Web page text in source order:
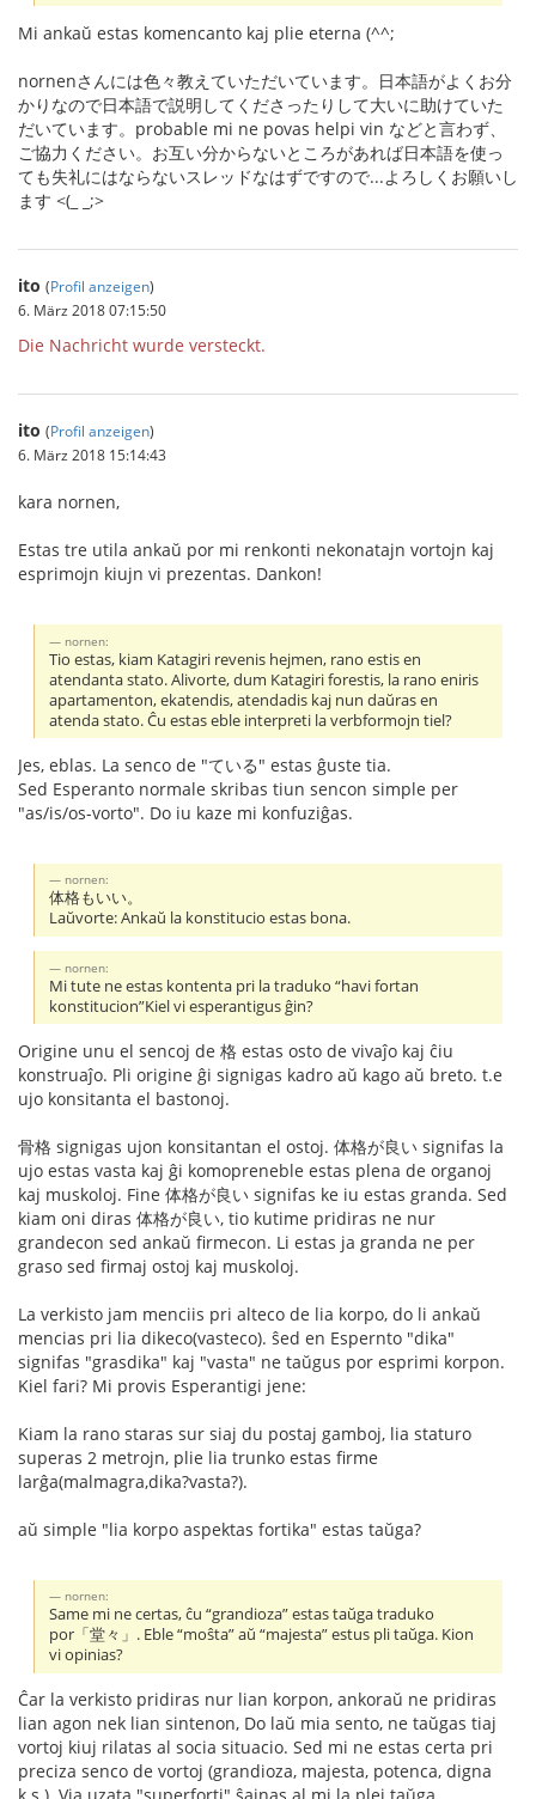
Mi ankaŭ estas komencanto kaj plie eterna (^^;
nornenさんには色々教えていただいています。日本語がよくお分
かりなので日本語で説明してくださったりして大いに助けていた
だいています。probable mi ne povas helpi vin などと言わず、
ご協力ください。お互い分からないところがあれば日本語を使っ
ても失礼にはならないスレッドなはずですので...よろしくお願いし
ます <(_ _;>
ito (Profil anzeigen)
6. März 2018 07:15:50
Die Nachricht wurde versteckt.
ito (Profil anzeigen)
6. März 2018 15:14:43
kara nornen,
Estas tre utila ankaŭ por mi renkonti nekonatajn vortojn kaj
esprimojn kiujn vi prezentas. Dankon!
nornen:
Tio estas, kiam Katagiri revenis hejmen, rano estis en
atendanta stato. Alivorte, dum Katagiri forestis, la rano eniris
apartamenton, ekatendis, atendadis kaj nun daŭras en
atenda stato. Ĉu estas eble interpreti la verbformojn tiel?
Jes, eblas. La senco de "ている" estas ĝuste tia.
Sed Esperanto normale skribas tiun sencon simple per
"as/is/os-vorto". Do iu kaze mi konfuziĝas.
nornen:
体格もいい。
Laŭvorte: Ankaŭ la konstitucio estas bona.
nornen:
Mi tute ne estas kontenta pri la traduko “havi fortan
konstitucion”Kiel vi esperantigus ĝin?
Origine unu el sencoj de 格 estas osto de vivaĵo kaj ĉiu
konstruaĵo. Pli origine ĝi signigas kadro aŭ kago aŭ breto. t.e
ujo konsitanta el bastonoj.
骨格 signigas ujon konsitantan el ostoj. 体格が良い signifas la
ujo estas vasta kaj ĝi komopreneble estas plena de organoj
kaj muskoloj. Fine 体格が良い signifas ke iu estas granda. Sed
kiam oni diras 体格が良い, tio kutime pridiras ne nur
grandecon sed ankaŭ firmecon. Li estas ja granda ne per
graso sed firmaj ostoj kaj muskoloj.
La verkisto jam menciis pri alteco de lia korpo, do li ankaŭ
mencias pri lia dikeco(vasteco). ŝed en Espernto "dika"
signifas "grasdika" kaj "vasta" ne taŭgus por esprimi korpon.
Kiel fari? Mi provis Esperantigi jene:
Kiam la rano staras sur siaj du postaj gamboj, lia staturo
superas 2 metrojn, plie lia trunko estas firme
larĝa(malmagra,dika?vasta?).
aŭ simple "lia korpo aspektas fortika" estas taŭga?
nornen:
Same mi ne certas, ĉu “grandioza” estas taŭga traduko
por「堂々」. Eble “moŝta” aŭ “majesta” estus pli taŭga. Kion
vi opinias?
Ĉar la verkisto pridiras nur lian korpon, ankoraŭ ne pridiras
lian agon nek lian sintenon, Do laŭ mia sento, ne taŭgas tiaj
vortoj kiuj rilatas al socia situacio. Sed mi ne estas certa pri
preciza senco de vortoj (grandioza, majesta, potenca, digna